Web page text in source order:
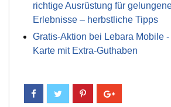
richtige Ausrüstung für
Erlebnisse – herbstliche Tipps
Gratis-Aktion bei Lebara Mobile
Karte mit Extra-Guthaben